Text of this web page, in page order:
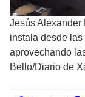
Jesús Alexander
instala desde
aprovechando
Bello/Diario de